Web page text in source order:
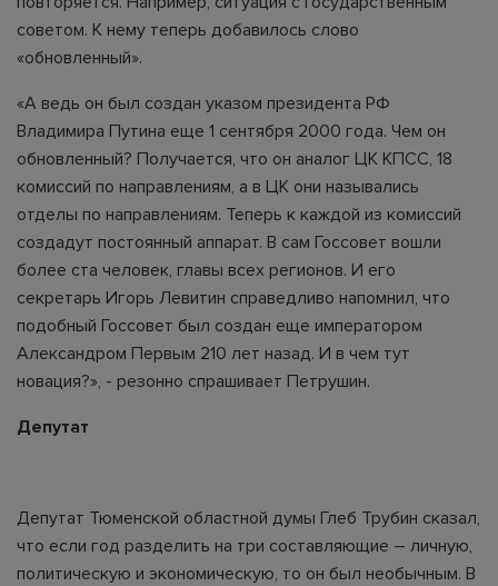
советом. К нему теперь добавилось слово
«обновленный».
«А ведь он был создан указом президента РФ
Владимира Путина еще 1 сентября 2000 года. Чем он
обновленный? Получается, что он аналог ЦК КПСС, 18
комиссий по направлениям, а в ЦК они назывались
отделы по направлениям. Теперь к каждой из комиссий
создадут постоянный аппарат. В сам Госсовет вошли
более ста человек, главы всех регионов. И его
секретарь Игорь Левитин справедливо напомнил, что
подобный Госсовет был создан еще императором
Александром Первым 210 лет назад. И в чем тут
новация?», - резонно спрашивает Петрушин.
Депутат
Депутат Тюменской областной думы Глеб Трубин сказал,
что если год разделить на три составляющие – личную,
политическую и экономическую, то он был необычным. В